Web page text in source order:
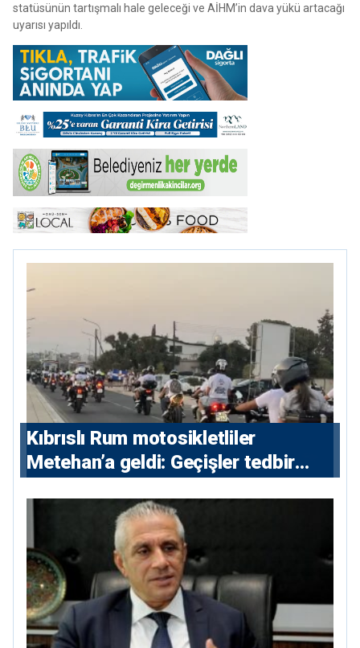
statüsünün tartışmalı hale geleceği ve AİHM’in dava yükü artacağı
uyarısı yapıldı.
Kıbrıslı Rum motosikletliler
Metehan’a geldi: Geçişler tedbir